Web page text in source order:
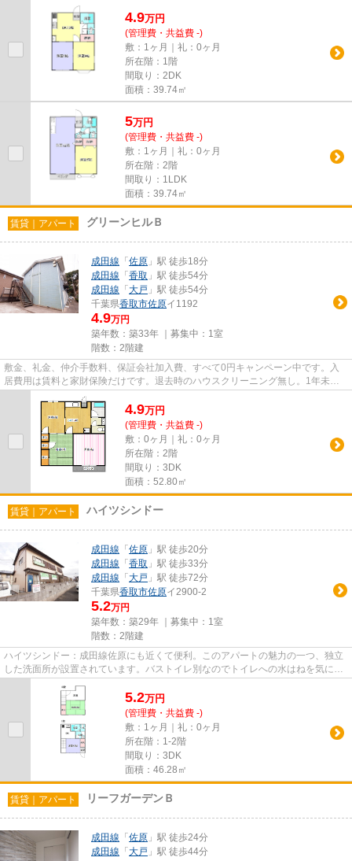
4.9万円
(管理費・共益費 -)
敷：1ヶ月｜礼：0ヶ月
所在階：1階
間取り：2DK
面積：39.74㎡
5万円
(管理費・共益費 -)
敷：1ヶ月｜礼：0ヶ月
所在階：2階
間取り：1LDK
面積：39.74㎡
賃貸｜アパート グリーンヒルＢ
成田線 「 佐原 」駅 徒歩18分
成田線 「 香取 」駅 徒歩54分
成田線 「 大戸 」駅 徒歩54分
千葉県香取市佐原イ1192
4.9万円
築年数：築33年 ｜募集中： 1室
階数：2階建
敷金、礼金、仲介手数料、保証会社加入費、すべて0円キャンペーン中です。入
居費用は賃料と家財保険だけです。退去時のハウスクリーニング無し。1年未満
の退去の際は早期解約違約金(賃...
4.9万円
(管理費・共益費 -)
敷：0ヶ月｜礼：0ヶ月
所在階：2階
間取り：3DK
面積：52.80㎡
賃貸｜アパート ハイツシンドー
成田線 「 佐原 」駅 徒歩20分
成田線 「 香取 」駅 徒歩33分
成田線 「 大戸 」駅 徒歩72分
千葉県香取市佐原イ2900-2
5.2万円
築年数：築29年 ｜募集中： 1室
階数：2階建
ハイツシンドー：成田線佐原にも近くて便利。このアパートの魅力の一つ、独立
した洗面所が設置されています。バストイレ別なのでトイレへの水はねを気にす
5.2万円
(管理費・共益費 -)
敷：1ヶ月｜礼：0ヶ月
所在階：1-2階
間取り：3DK
面積：46.28㎡
賃貸｜アパート リーフガーデンＢ
成田線 「 佐原 」駅 徒歩24分
成田線 「 大戸 」駅 徒歩44分